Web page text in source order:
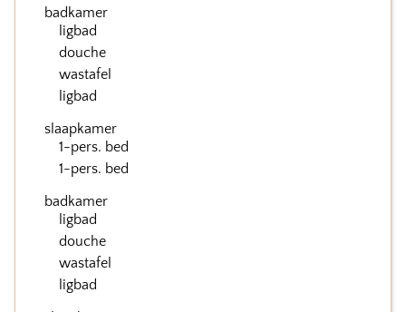
badkamer
ligbad
douche
wastafel
ligbad
slaapkamer
1-pers. bed
1-pers. bed
badkamer
ligbad
douche
wastafel
ligbad